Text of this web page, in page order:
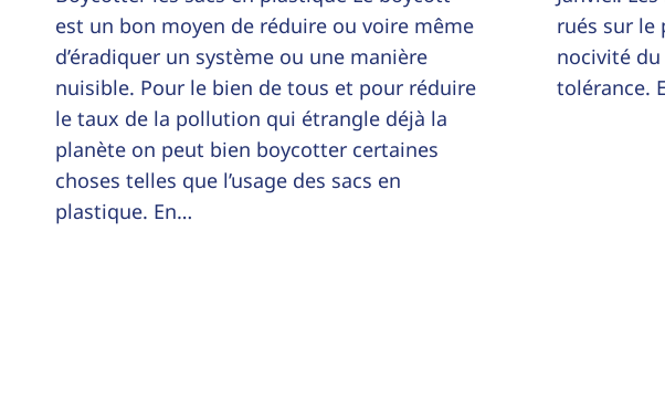
rués sur le
nocivité
tolérance.
est un bon moyen de réduire ou voire même
d’éradiquer un système ou une manière
nuisible. Pour le bien de tous et pour réduire
le taux de la pollution qui étrangle déjà la
planète on peut bien boycotter certaines
choses telles que l’usage des sacs en
plastique. En…